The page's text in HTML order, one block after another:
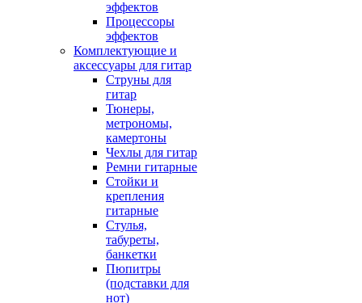
эффектов
Процессоры
эффектов
Комплектующие и
аксессуары для гитар
Струны для
гитар
Тюнеры,
метрономы,
камертоны
Чехлы для гитар
Ремни гитарные
Стойки и
крепления
гитарные
Стулья,
табуреты,
банкетки
Пюпитры
(подставки для
нот)